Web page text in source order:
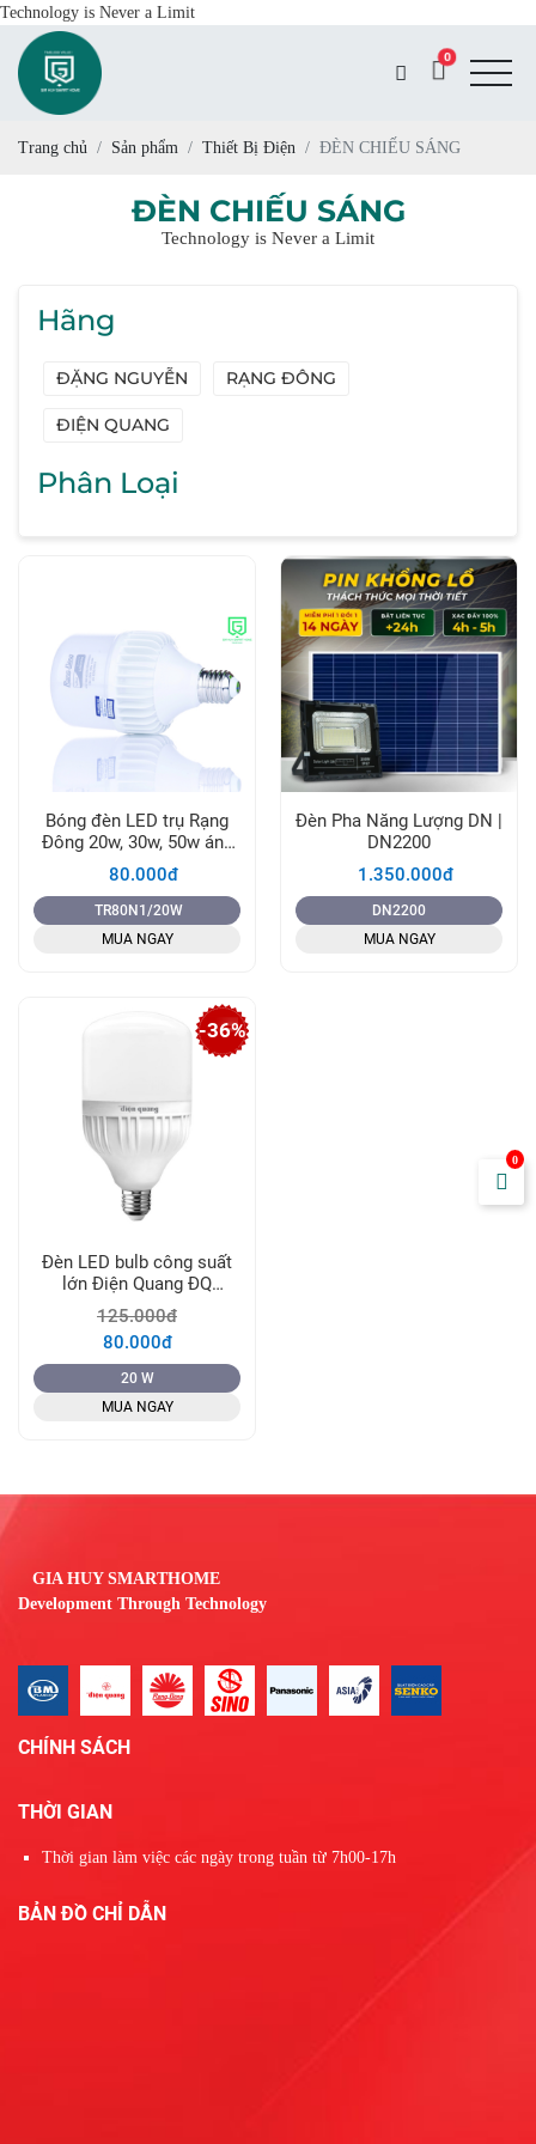
Technology is Never a Limit
0
Trang chủ Sản phẩm Thiết Bị Điện ĐÈN CHIẾU SÁNG
ĐÈN CHIẾU SÁNG
Technology is Never a Limit
Hãng
ĐẶNG NGUYỄN RẠNG ĐÔNG
ĐIỆN QUANG
Phân Loại
Bóng đèn LED trụ Rạng
Đông 20w, 30w, 50w ánh
sáng trắng
80.000đ
TR80N1/20W
MUA NGAY
Đèn Pha Năng Lượng DN |
DN2200
1.350.000đ
DN2200
MUA NGAY
-36%
Đèn LED bulb công suất
lớn Điện Quang ĐQ
LEDBU12 bầu kín chống
nước (ánh sáng trắng)
125.000đ
80.000đ
20 W
MUA NGAY
GIA HUY SMARTHOME
Development Through Technology
CHÍNH SÁCH
THỜI GIAN
Thời gian làm việc các ngày trong tuần từ 7h00-17h
BẢN ĐỒ CHỈ DẪN
0